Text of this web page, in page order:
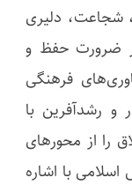
شجاعت، دلیری
ضرورت حفظ و
فرهنگی
و رشدآفرین با
را از محورهای
با اشاره